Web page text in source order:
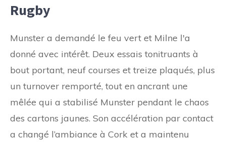
Rugby
Munster a demandé le feu vert et Milne l'a
donné avec intérêt. Deux essais tonitruants à
bout portant, neuf courses et treize plaqués, plus
un turnover remporté, tout en ancrant une
mêlée qui a stabilisé Munster pendant le chaos
des cartons jaunes. Son accélération par contact
a changé l’ambiance à Cork et a maintenu